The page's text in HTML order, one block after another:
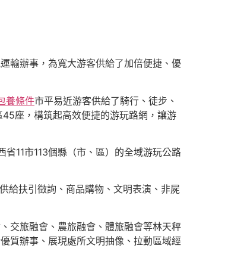
輸辦事，為寬大游客供給了加倍便捷、優
養條件市平易近游客供給了騎行、徒步、
座，構筑起高效便捷的游玩路網，讓游
11市113個縣（市、區）的全域游玩公路
給扶引徵詢、商品購物、文明表演、非屍
交旅融會、農旅融會、體旅融會等林天秤
質辦事、展現處所文明抽像、拉動區域經